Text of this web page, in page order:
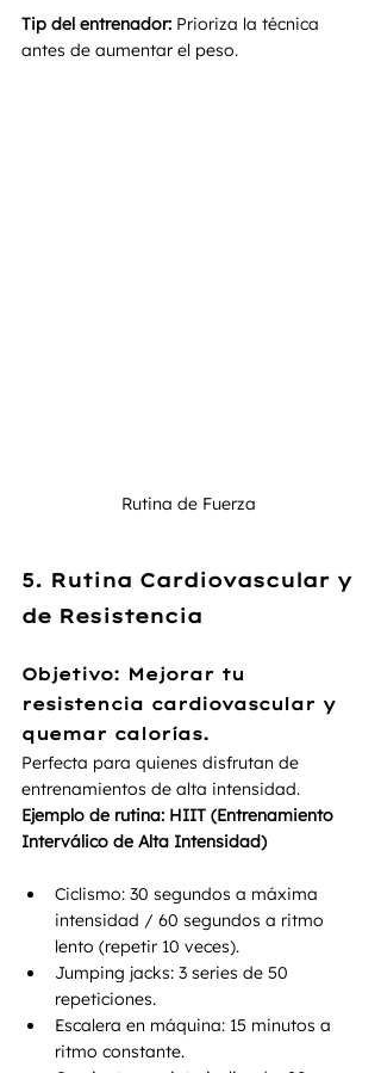
Tip del entrenador: Prioriza la técnica
antes de aumentar el peso.
Rutina de Fuerza
5. Rutina Cardiovascular y
de Resistencia
Objetivo: Mejorar tu
resistencia cardiovascular y
quemar calorías.
Perfecta para quienes disfrutan de
entrenamientos de alta intensidad.
Ejemplo de rutina: HIIT (Entrenamiento
Interválico de Alta Intensidad)
Ciclismo: 30 segundos a máxima
intensidad / 60 segundos a ritmo
lento (repetir 10 veces).
Jumping jacks: 3 series de 50
repeticiones.
Escalera en máquina: 15 minutos a
ritmo constante.